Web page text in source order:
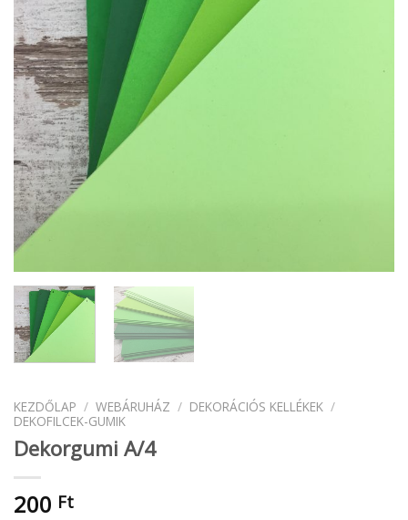
KEZDŐLAP / WEBÁRUHÁZ / DEKORÁCIÓS KELLÉKEK /
DEKOFILCEK-GUMIK
Dekorgumi A/4
200 Ft